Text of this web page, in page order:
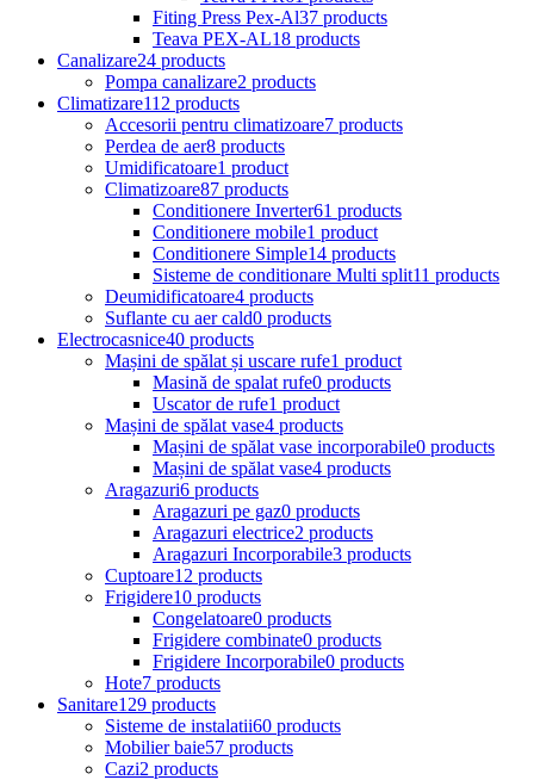
Fiting Press Pex-Al37 products
Teava PEX-AL18 products
Canalizare24 products
Pompa canalizare2 products
Climatizare112 products
Accesorii pentru climatizoare7 products
Perdea de aer8 products
Umidificatoare1 product
Climatizoare87 products
Conditionere Inverter61 products
Conditionere mobile1 product
Conditionere Simple14 products
Sisteme de conditionare Multi split11 products
Deumidificatoare4 products
Suflante cu aer cald0 products
Electrocasnice40 products
Mașini de spălat și uscare rufe1 product
Masină de spalat rufe0 products
Uscator de rufe1 product
Mașini de spălat vase4 products
Mașini de spălat vase incorporabile0 products
Mașini de spălat vase4 products
Aragazuri6 products
Aragazuri pe gaz0 products
Aragazuri electrice2 products
Aragazuri Incorporabile3 products
Cuptoare12 products
Frigidere10 products
Congelatoare0 products
Frigidere combinate0 products
Frigidere Incorporabile0 products
Hote7 products
Sanitare129 products
Sisteme de instalatii60 products
Mobilier baie57 products
Cazi2 products